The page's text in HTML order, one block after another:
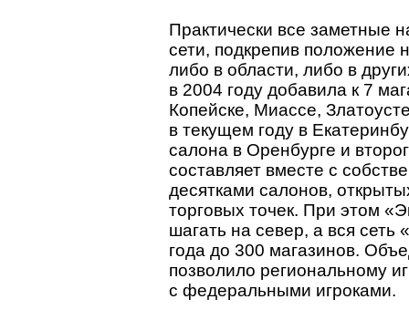
Практически все заметные
сети, подкрепив положение
либо в области, либо в
в 2004 году добавила к 7
Копейске, Миассе,
в текущем году в
салона в Оренбурге и
составляет вместе с
десятками салонов,
торговых точек. При этом
шагать на север, а вся сеть
года до 300 магазинов.
позволило региональному
с федеральными игроками.